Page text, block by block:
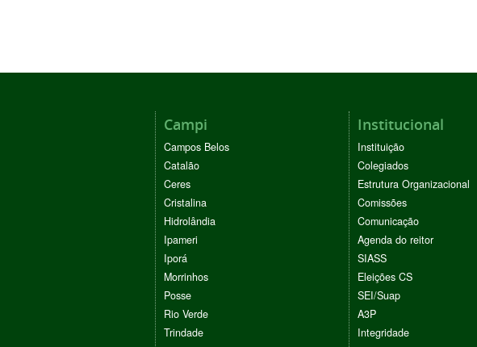
Campi
Campos Belos
Catalão
Ceres
Cristalina
Hidrolândia
Ipameri
Iporá
Morrinhos
Posse
Rio Verde
Trindade
Institucional
Instituição
Colegiados
Estrutura Organizacional
Comissões
Comunicação
Agenda do reitor
SIASS
Eleições CS
SEI/Suap
A3P
Integridade